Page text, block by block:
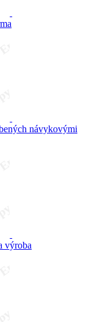
návykovými
výroba